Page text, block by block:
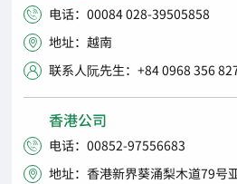
 电话：00084 028-39505858
 地址：越南
 联系人阮先生：+84 0968 356
香港公司
 电话：00852-97556683

地址：香港新界葵涌梨木道79号